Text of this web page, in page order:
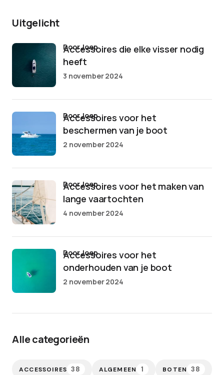
Uitgelicht
Accessoires die elke visser nodig
heeft
door Joep
3 november 2024
Accessoires voor het
beschermen van je boot
door Joep
2 november 2024
Accessoires voor het maken van
lange vaartochten
door Joep
4 november 2024
Accessoires voor het
onderhouden van je boot
door Joep
2 november 2024
Alle categorieën
ACCESSOIRES 38 ALGEMEEN 1 BOTEN 38